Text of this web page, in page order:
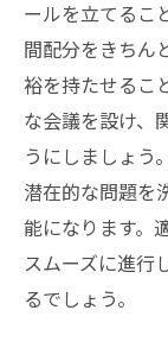
ールを立てるこ
間配分をきちん
裕を持たせるこ
な会議を設け、
うにしましょう
潜在的な問題を
能になります。
スムーズに進行
るでしょう。